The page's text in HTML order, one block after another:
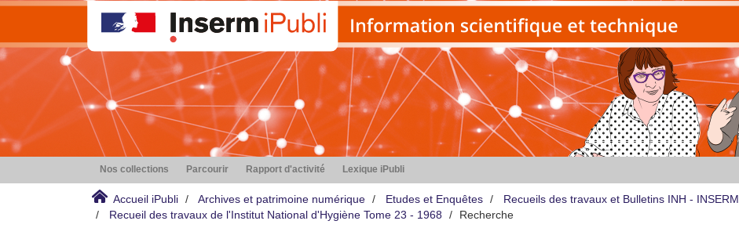
Nos collections Parcourir Rapport d'activité Lexique iPubli
Accueil iPubli Archives et patrimoine numérique Etudes et Enquêtes
Recueils des travaux et Bulletins INH - INSERM
Recueil des travaux de l'Institut National d'Hygiène Tome 23 - 1968
Recherche